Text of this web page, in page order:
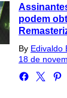
podem
By Edivaldo
18 de